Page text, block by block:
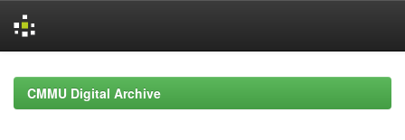
navigationCMMU Digital Archive